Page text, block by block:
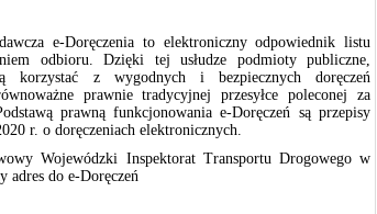
e-Doręczenia to elektroniczny odpowiednik listu
odbioru. Dzięki tej usłudze podmioty publiczne,
z wygodnych i bezpiecznych doręczeń
prawnie tradycyjnej przesyłce poleconej za
prawną funkcjonowania e-Doręczeń są przepisy
r. o doręczeniach elektronicznych.
Wojewódzki Inspektorat Transportu Drogowego w
adres do e-Doręczeń